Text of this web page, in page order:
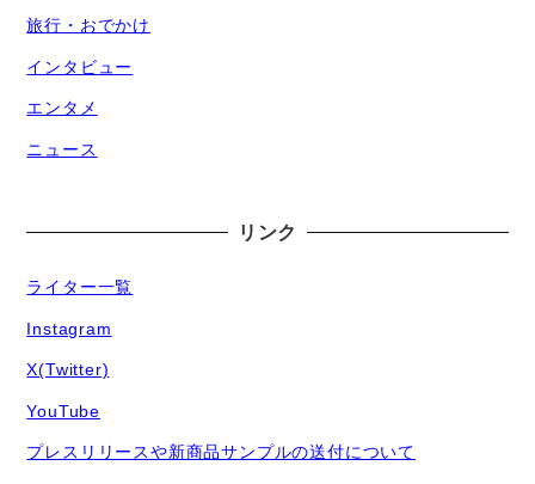
旅行・おでかけ
インタビュー
エンタメ
ニュース
リンク
ライター一覧
Instagram
X(Twitter)
YouTube
プレスリリースや新商品サンプルの送付について